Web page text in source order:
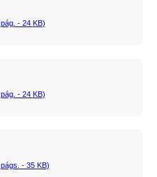
pág. - 24 KB)
pág. - 24 KB)
págs. - 35 KB)